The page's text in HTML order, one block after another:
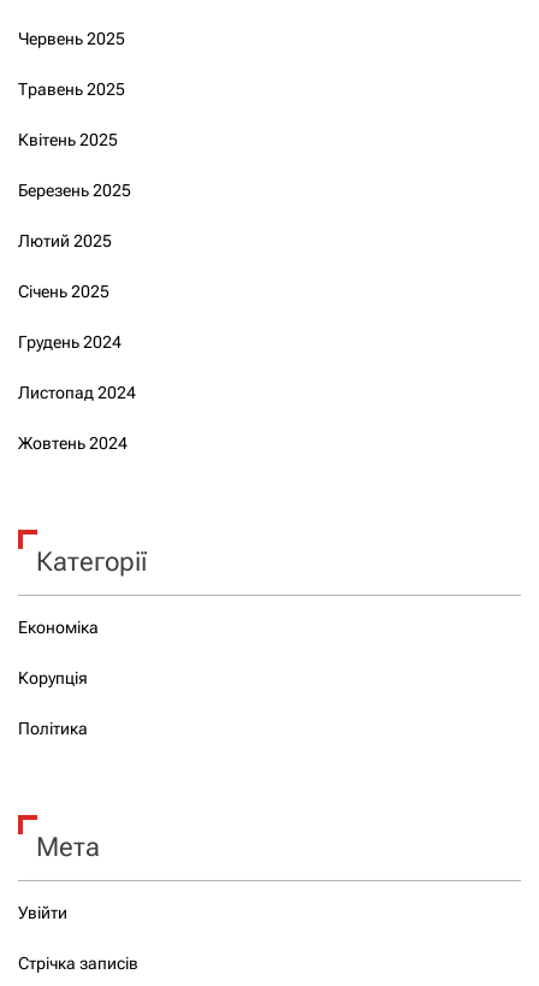
Червень 2025
Травень 2025
Квітень 2025
Березень 2025
Лютий 2025
Січень 2025
Грудень 2024
Листопад 2024
Жовтень 2024
Категорії
Економіка
Корупція
Політика
Мета
Увійти
Стрічка записів